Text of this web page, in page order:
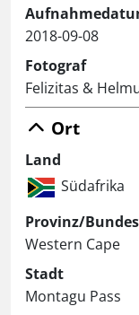
2018-09-08
Fotograf
Felizitas &
Ort
Land
Südafrika
Provinz/
Western Cape
Stadt
Montagu Pass